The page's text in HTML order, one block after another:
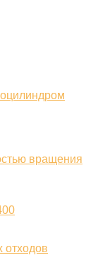
вращения
отходов